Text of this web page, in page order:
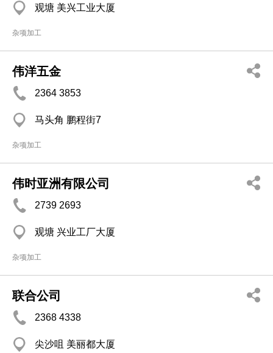
观塘 美兴工业大厦
杂项加工
伟洋五金
2364 3853
马头角 鹏程街7
杂项加工
伟时亚洲有限公司
2739 2693
观塘 兴业工厂大厦
杂项加工
联合公司
2368 4338
尖沙咀 美丽都大厦